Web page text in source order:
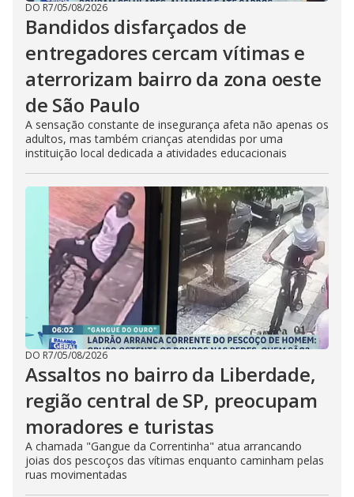
DO R7/05/08/2026
Bandidos disfarçados de
entregadores cercam vítimas e
aterrorizam bairro da zona oeste
de São Paulo
A sensação constante de insegurança afeta não apenas os
adultos, mas também crianças atendidas por uma
instituição local dedicada a atividades educacionais
DO R7/05/08/2026
Assaltos no bairro da Liberdade,
região central de SP, preocupam
moradores e turistas
A chamada "Gangue da Correntinha" atua arrancando
joias dos pescoços das vítimas enquanto caminham pelas
ruas movimentadas